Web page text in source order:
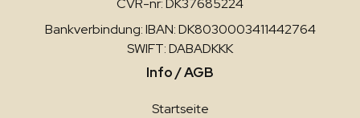
CVR-nr: DK37685224
Bankverbindung: IBAN: DK8030003411442764
SWIFT: DABADKKK
Info / AGB
Startseite